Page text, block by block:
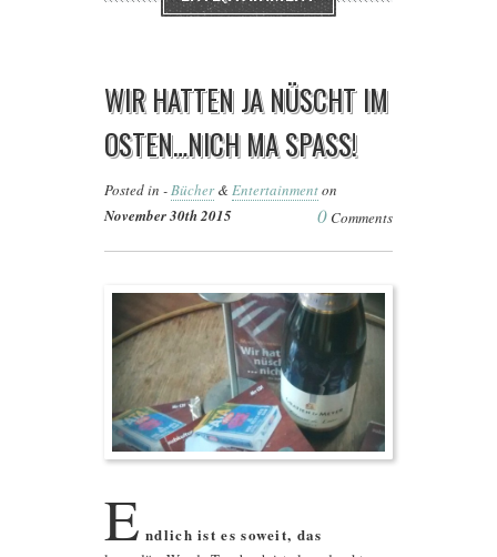
WIR HATTEN JA NÜSCHT IM
OSTEN…NICH MA SPASS!
Posted in -Bücher& Entertainmenton
November 30th 2015
0 Comments
E ndlich ist es soweit, das